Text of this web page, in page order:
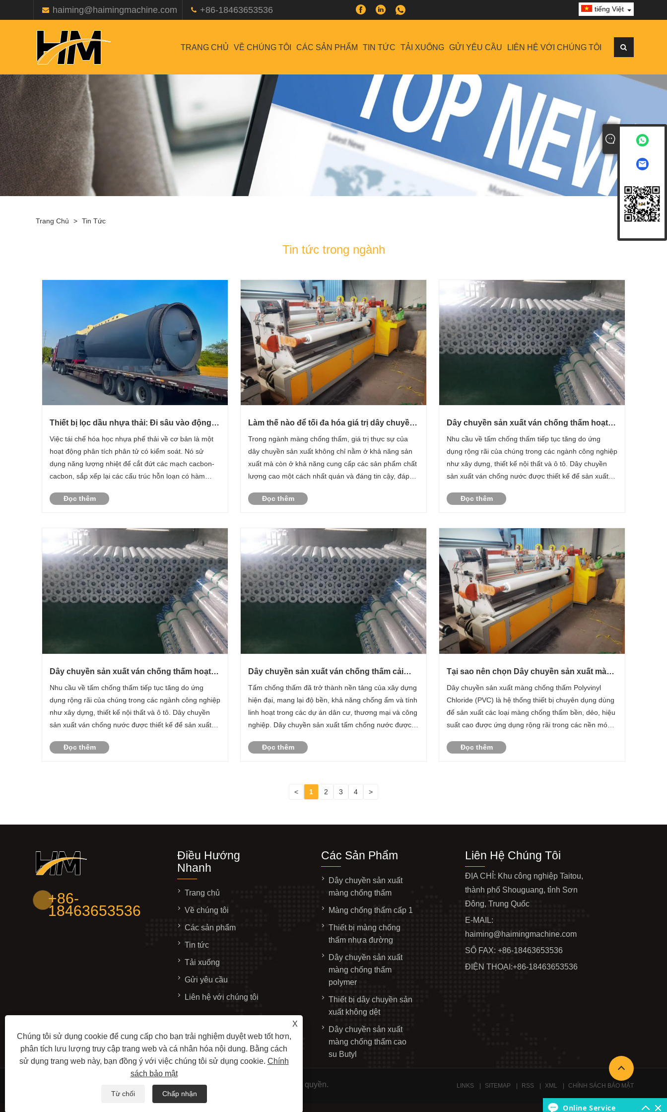
haiming@haimingmachine.com +86-18463653536 tiếng Việt
TRANG CHỦ VỀ CHÚNG TÔI CÁC SẢN PHẨM TIN TỨC TẢI XUỐNG GỬI YÊU CẦU LIÊN HỆ VỚI CHÚNG TÔI
Trang Chủ > Tin Tức
Tin tức trong ngành
Thiết bị lọc dầu nhựa thải: Đi sâu vào động
mòn kỹ thuật
Việc tái chế hóa học nhựa phế thải về cơ bản là một
hoạt động phân tích phân tử có kiểm soát. Nó sử
dụng năng lượng nhiệt để cắt đứt các mạch cacbon-
cacbon, sắp xếp lại các cấu trúc hỗn loạn có hàm
các ankan và anken phân tử nhỏ. Đây không phải là
Đọc thêm
Làm thế nào để tối đa hóa giá trị dây chuyền
dài hạn cho dây chuyền sản xuất màng
chống thấm polymer đồng thời đảm bảo tuân
thủ sản phẩm
Trong ngành màng chống thấm, giá trị thực sự của
dây chuyền sản xuất không chỉ nằm ở khả năng sản
xuất mà còn ở khả năng cung cấp các sản phẩm chất
lượng cao một cách nhất quán và đáng tin cậy, đáp
chi phí sở hữu lâu dài. Giải pháp sau đây giải
Đọc thêm
Dây chuyền sản xuất ván chống thấm hoạt
Nhu cầu về tấm chống thấm tiếp tục tăng do ứng
dụng rộng rãi của chúng trong các ngành công nghiệp
như xây dựng, thiết kế nội thất và ô tô. Dây chuyền
sản xuất ván chống nước được thiết kế để sản xuất
của chúng ngay cả trong môi trường khắc nghiệt......
Đọc thêm
Dây chuyền sản xuất ván chống thấm hoạt
Nhu cầu về tấm chống thấm tiếp tục tăng do ứng
dụng rộng rãi của chúng trong các ngành công nghiệp
như xây dựng, thiết kế nội thất và ô tô. Dây chuyền
sản xuất ván chống nước được thiết kế để sản xuất
của chúng ngay cả trong môi trường khắc nghiệt......
Đọc thêm
Dây chuyền sản xuất ván chống thấm cải
dựng hiện đại như thế nào?
Tấm chống thấm đã trở thành nền tảng của xây dựng
hiện đại, mang lại độ bền, khả năng chống ẩm và tính
linh hoạt trong các dự án dân cư, thương mại và công
nghiệp. Dây chuyền sản xuất tấm chống nước được
hiệu suất cao với chất lượng ổn định và khả nă......
Đọc thêm
Tại sao nên chọn Dây chuyền sản xuất màng
công trình xây dựng hiện đại?
Dây chuyền sản xuất màng chống thấm Polyvinyl
Chloride (PVC) là hệ thống thiết bị chuyên dụng dùng
để sản xuất các loại màng chống thấm bền, dẻo, hiệu
suất cao được ứng dụng rộng rãi trong các nền móng
Những màng này được biết đến với khả năng chống
Đọc thêm
< 1 2 3 4 >
X
Chúng tôi sử dụng cookie để cung cấp cho bạn trải nghiệm duyệt web tốt hơn,
phân tích lưu lượng truy cập trang web và cá nhân hóa nội dung. Bằng cách
sử dụng trang web này, bạn đồng ý với việc chúng tôi sử dụng cookie. Chính
sách bảo mật
Từ chối Chấp nhận
+86-
18463653536
Điều Hướng
Nhanh
Trang chủ
Về chúng tôi
Các sản phẩm
Tin tức
Tải xuống
Gửi yêu cầu
Liên hệ với chúng tôi
Các Sản Phẩm
Dây chuyền sản xuất
màng chống thấm
Màng chống thấm cấp 1
Thiết bị màng chống
thấm nhựa đường
Dây chuyền sản xuất
màng chống thấm
polymer
Thiết bị dây chuyền sản
xuất không dệt
Dây chuyền sản xuất
màng chống thấm cao
su Butyl
Liên Hệ Chúng Tôi
ĐỊA CHỈ: Khu công nghiệp Taitou,
thành phố Shouguang, tỉnh Sơn
Đông, Trung Quốc
E-MAIL:
haiming@haimingmachine.com
SỐ FAX: +86-18463653536
ĐIỆN THOẠI:+86-18463653536
Bản quyền © 2025 Shouguang Haiming Machinery Co., Ltd. Đã đăng ký Bản quyền. LINKS SITEMAP RSS XML CHÍNH SÁCH BẢO MẬT
Online Service